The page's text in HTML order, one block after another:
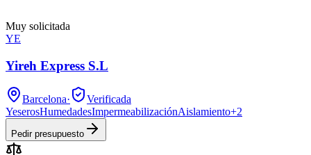
Muy solicitada
YE
Yireh Express S.L
Barcelona·
Verificada
YeserosHumedadesImpermeabilizaciónAislamiento+2
Pedir presupuesto